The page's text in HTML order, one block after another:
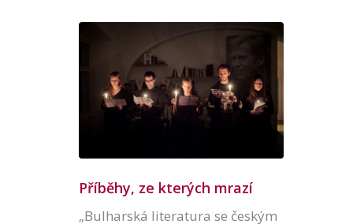
Příběhy, ze kterých mrazí
„Bulharská literatura se českým